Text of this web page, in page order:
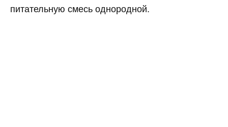
питательную смесь однородной.